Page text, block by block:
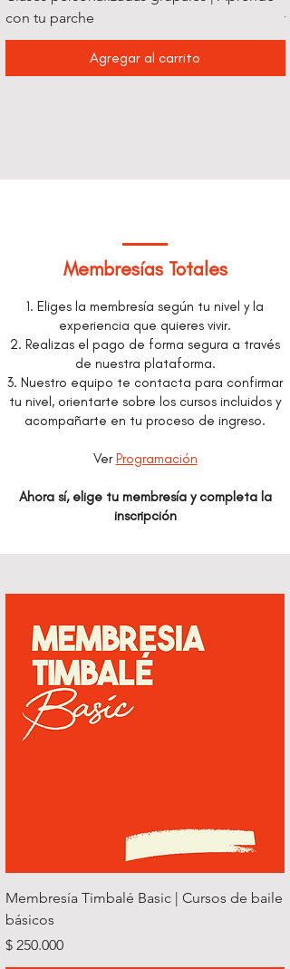
con tu parche
Agregar al carrito
Membresías Totales
1. Eliges la membresía según tu nivel y la
experiencia que quieres vivir.
2. Realizas el pago de forma segura a través
de nuestra plataforma.
3. Nuestro equipo te contacta para confirmar
tu nivel, orientarte sobre los cursos incluidos y
acompañarte en tu proceso de ingreso.
VerProgramación
Ahora sí, elige tu membresía y completa la
inscripción
Membresía Timbalé Basic | Cursos de baile
básicos
Precio
$ 250.000